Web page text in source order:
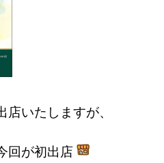
いたしますが、
回が初出店